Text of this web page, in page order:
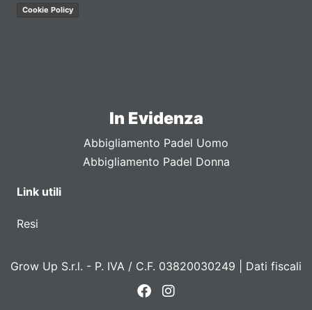
Cookie Policy
In Evidenza
Abbigliamento Padel Uomo
Abbigliamento Padel Donna
Link utili
Resi
Grow Up S.r.l. - P. IVA / C.F. 03820030249 | Dati fiscali